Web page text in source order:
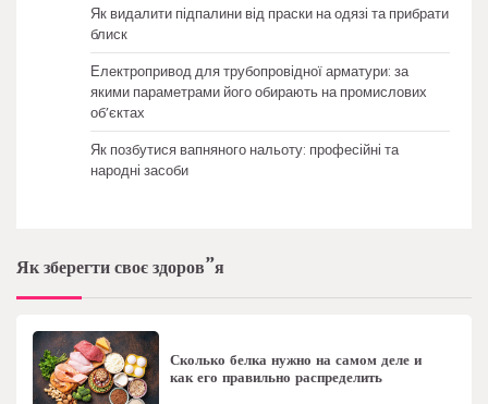
Як видалити підпалини від праски на одязі та прибрати
блиск
Електропривод для трубопровідної арматури: за
якими параметрами його обирають на промислових
об’єктах
Як позбутися вапняного нальоту: професійні та
народні засоби
Як зберегти своє здоров”я
Сколько белка нужно на самом деле и
как его правильно распределить